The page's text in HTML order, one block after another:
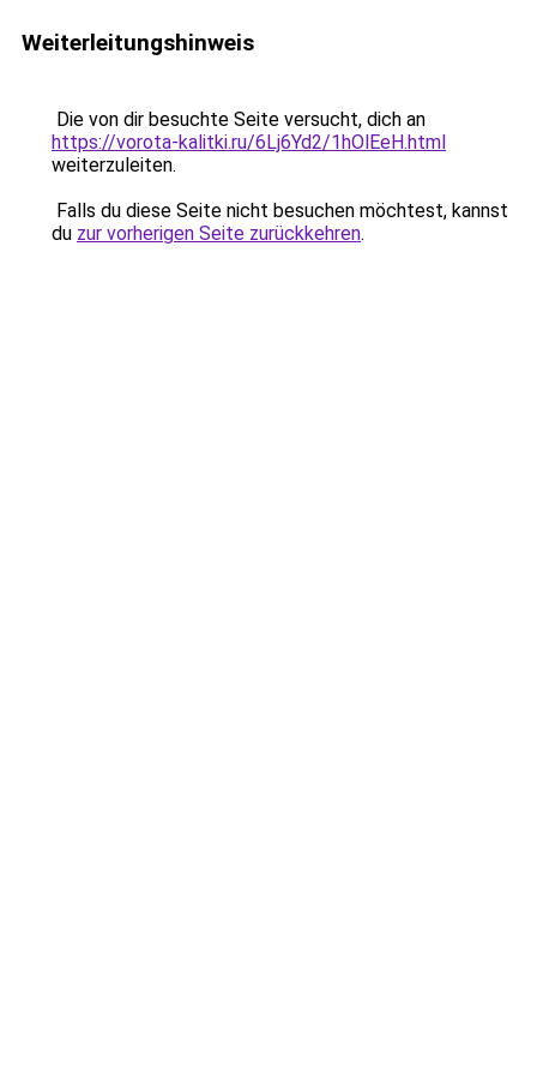
Weiterleitungshinweis
Die von dir besuchte Seite versucht, dich an
https://vorota-kalitki.ru/6Lj6Yd2/1hOlEeH.html
weiterzuleiten.
Falls du diese Seite nicht besuchen möchtest, kannst
du zur vorherigen Seite zurückkehren.